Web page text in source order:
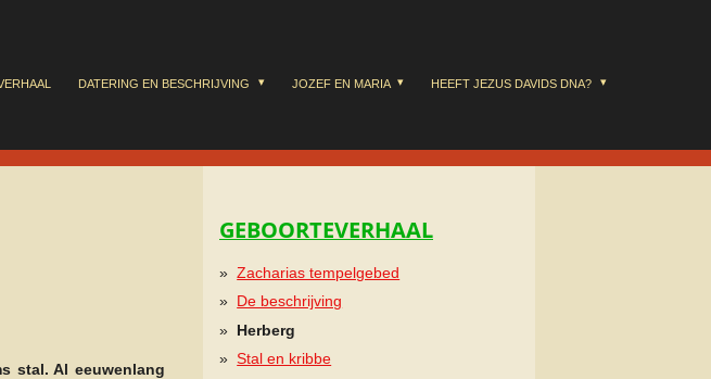
DATERING EN BESCHRIJVING JOZEF EN MARIA HEEFT JEZUS DAVIDS DNA?
stal. Al eeuwenlang
GEBOORTEVERHAAL
Zacharias tempelgebed
De beschrijving
Herberg
Stal en kribbe